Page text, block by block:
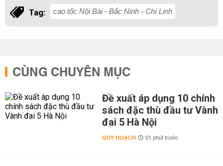
Tag: cao tốc Nội Bài - Bắc Ninh - Chí Linh
CÙNG CHUYÊN MỤC
Đề xuất áp dụng 10 chính
sách đặc thù đầu tư Vành
đai 5 Hà Nội
QUY HOẠCH 01 phút trước